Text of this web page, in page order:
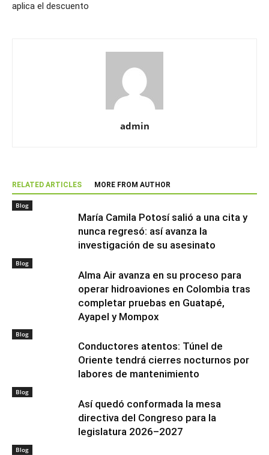
aplica el descuento
admin
RELATED ARTICLES MORE FROM AUTHOR
Blog
María Camila Potosí salió a una cita y
nunca regresó: así avanza la
investigación de su asesinato
Blog
Alma Air avanza en su proceso para
operar hidroaviones en Colombia tras
completar pruebas en Guatapé,
Ayapel y Mompox
Blog
Conductores atentos: Túnel de
Oriente tendrá cierres nocturnos por
labores de mantenimiento
Blog
Así quedó conformada la mesa
directiva del Congreso para la
legislatura 2026–2027
Blog